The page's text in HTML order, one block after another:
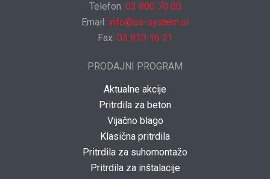
Telefon: 03 800 70 00
Email: info@as-system.si
Fax: 03 810 16 31
PRODAJNI PROGRAM
Aktualne akcije
Pritrdila za beton
Vijačno blago
Klasična pritrdila
Pritrdila za suhomontažo
Pritrdila za inštalacije